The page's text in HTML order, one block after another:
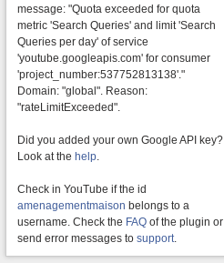
message: "Quota exceeded for quota
metric 'Search Queries' and limit 'Search
Queries per day' of service
'youtube.googleapis.com' for consumer
'project_number:537752813138'."
Domain: "global". Reason:
"rateLimitExceeded".
Did you added your own Google API key?
Look at the help.
Check in YouTube if the id
amenagementmaison belongs to a
username. Check the FAQ of the plugin or
send error messages to support.